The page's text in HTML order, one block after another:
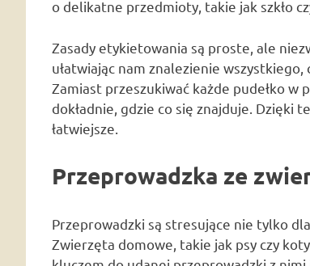
o delikatne przedmioty, takie jak szkło
Zasady etykietowania są proste, ale
ułatwiając nam znalezienie
Zamiast przeszukiwać każde pudełko
dokładnie, gdzie co się znajduje. Dzięki
łatwiejsze.
Przeprowadzka ze
Przeprowadzki są stresujące nie tylko
Zwierzęta domowe, takie jak psy czy